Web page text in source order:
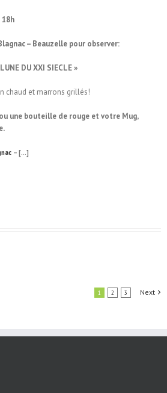
– Beauzelle pour observer:
DU XXI SIECLE »
chaud et marrons grillés!
une bouteille de rouge et votre Mug,
– […]
1 2 3 Next